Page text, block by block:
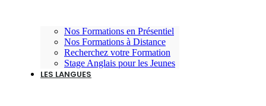
Nos Formations en Présentiel
Nos Formations à Distance
Recherchez votre Formation
Stage Anglais pour les Jeunes
LES LANGUES